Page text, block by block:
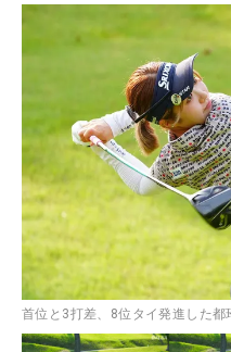
首位と3打差、8位タイ発進した都